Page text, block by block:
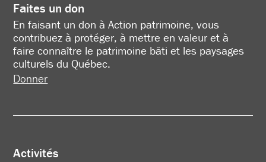
Faites un don
En faisant un don à Action patrimoine, vous
contribuez à protéger, à mettre en valeur et à
faire connaître le patrimoine bâti et les paysages
culturels du Québec.
Donner
Activités